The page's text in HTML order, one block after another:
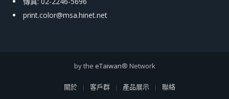
print.color@msa.hinet.net
by the eTaiwan® Network
關於 客戶群 產品展示 聯絡